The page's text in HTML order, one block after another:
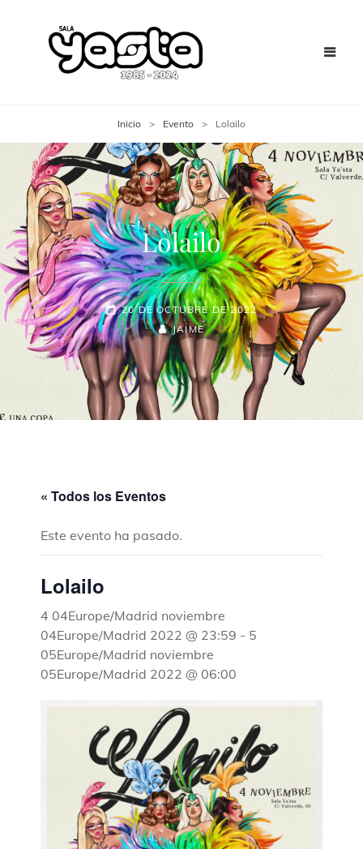
Inicio > Evento > Lolailo
Lolailo
20 DE OCTUBRE DE 2022
JAIME
« Todos los Eventos
Este evento ha pasado.
Lolailo
4 04Europe/Madrid noviembre
04Europe/Madrid 2022 @ 23:59 - 5
05Europe/Madrid noviembre
05Europe/Madrid 2022 @ 06:00